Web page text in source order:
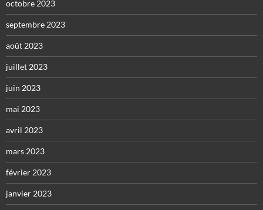
octobre 2023
septembre 2023
août 2023
juillet 2023
juin 2023
mai 2023
avril 2023
mars 2023
février 2023
janvier 2023